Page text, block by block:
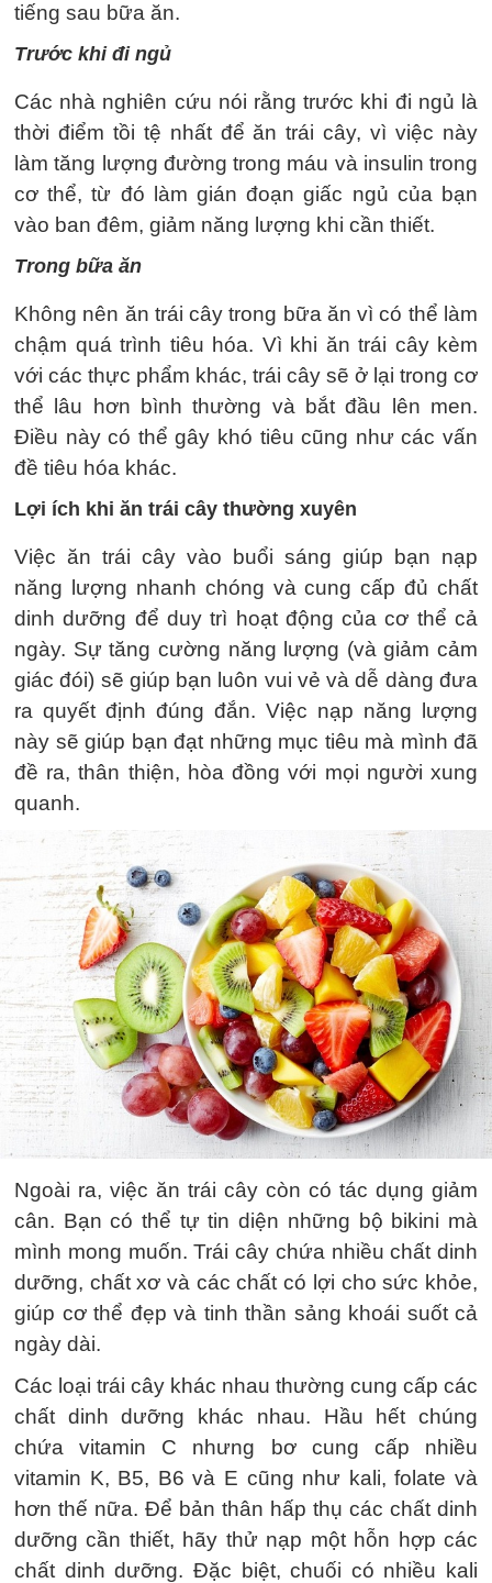
tiếng sau bữa ăn.
Trước khi đi ngủ
Các nhà nghiên cứu nói rằng trước khi đi ngủ là
thời điểm tồi tệ nhất để ăn trái cây, vì việc này
làm tăng lượng đường trong máu và insulin trong
cơ thể, từ đó làm gián đoạn giấc ngủ của bạn
vào ban đêm, giảm năng lượng khi cần thiết.
Trong bữa ăn
Không nên ăn trái cây trong bữa ăn vì có thể làm
chậm quá trình tiêu hóa. Vì khi ăn trái cây kèm
với các thực phẩm khác, trái cây sẽ ở lại trong cơ
thể lâu hơn bình thường và bắt đầu lên men.
Điều này có thể gây khó tiêu cũng như các vấn
đề tiêu hóa khác.
Lợi ích khi ăn trái cây thường xuyên
Việc ăn trái cây vào buổi sáng giúp bạn nạp
năng lượng nhanh chóng và cung cấp đủ chất
dinh dưỡng để duy trì hoạt động của cơ thể cả
ngày. Sự tăng cường năng lượng (và giảm cảm
giác đói) sẽ giúp bạn luôn vui vẻ và dễ dàng đưa
ra quyết định đúng đắn. Việc nạp năng lượng
này sẽ giúp bạn đạt những mục tiêu mà mình đã
đề ra, thân thiện, hòa đồng với mọi người xung
quanh.
Ngoài ra, việc ăn trái cây còn có tác dụng giảm
cân. Bạn có thể tự tin diện những bộ bikini mà
mình mong muốn. Trái cây chứa nhiều chất dinh
dưỡng, chất xơ và các chất có lợi cho sức khỏe,
giúp cơ thể đẹp và tinh thần sảng khoái suốt cả
ngày dài.
Các loại trái cây khác nhau thường cung cấp các
chất dinh dưỡng khác nhau. Hầu hết chúng
chứa vitamin C nhưng bơ cung cấp nhiều
vitamin K, B5, B6 và E cũng như kali, folate và
hơn thế nữa. Để bản thân hấp thụ các chất dinh
dưỡng cần thiết, hãy thử nạp một hỗn hợp các
chất dinh dưỡng. Đặc biệt, chuối có nhiều kali